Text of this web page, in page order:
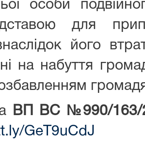
особи
для
його
на набуття
ВП ВС №990/163/
GeT9uCdJ